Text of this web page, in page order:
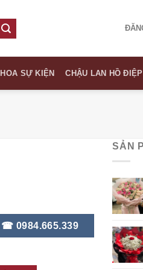
HOA SỰ KIỆN CHẬU LAN HỒ ĐIỆP
☎ 0984.665.339
SẢN